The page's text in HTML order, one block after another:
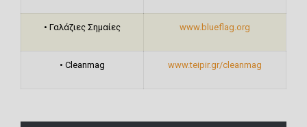
• Γαλάζιες Σημαίες www.blueflag.org
• Cleanmag www.teipir.gr/cleanmag